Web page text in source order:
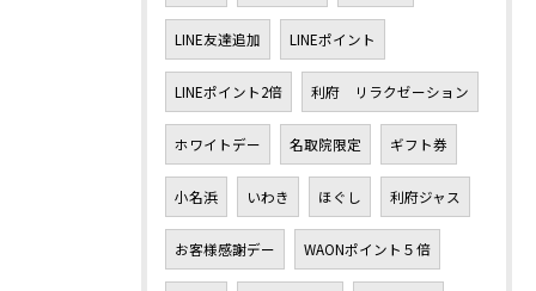
LINE友達追加 LINEポイント
LINEポイント2倍 利府 リラクゼーション
ホワイトデー 名取院限定 ギフト券
小名浜 いわき ほぐし 利府ジャス
お客様感謝デー WAONポイント５倍